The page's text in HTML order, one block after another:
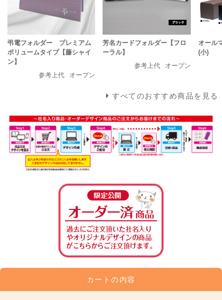
弔電フォルダー プレミアム
ボリュームタイプ【藤シャイ
ン】
参考上代
オープン
芳名カードフォルダー【フロ
ーラル】
参考上代
オープン
オール
(小)
すべてのおすすめ商品を見る
カートの内容